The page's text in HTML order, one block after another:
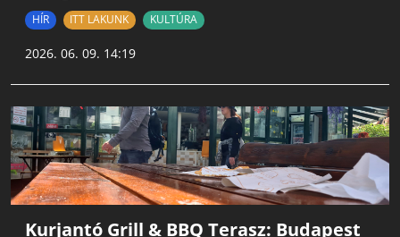
HÍR ITT LAKUNK KULTÚRA
2026. 06. 09. 14:19
Kurjantó Grill & BBQ Terasz: Budapest